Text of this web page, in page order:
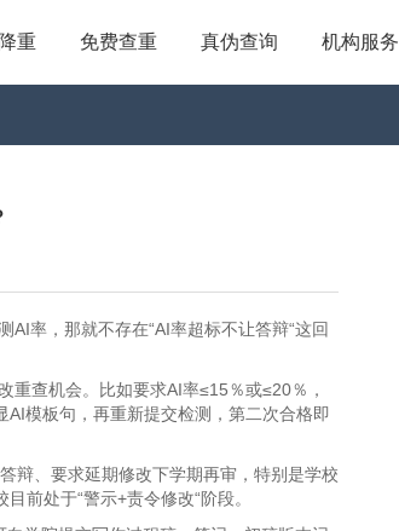
重 免费查重 真伪查询 机构服务
AI率，那就不存在“AI率超标不让答辩“这回
重查机会。比如要求AI率≤15％或≤20％，
模板句，再重新提交检测，第二次合格即
辩、要求延期修改下学期再审，特别是学校
前处于“警示+责令修改“阶段。